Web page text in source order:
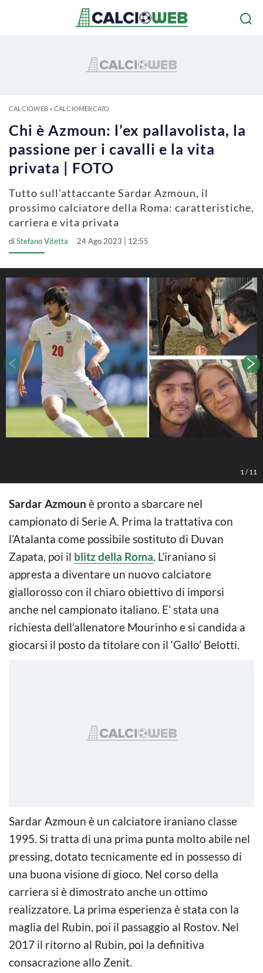
CALCIOWEB» CALCIOMERCATO
Chi è Azmoun: l’ex pallavolista, la
passione per i cavalli e la vita
privata | FOTO
Tutto sull'attaccante Sardar Azmoun, il
prossimo calciatore della Roma: caratteristiche,
carriera e vita privata
diStefano Vitetta 24 Ago 2023 | 12:55
1 /11
Sardar Azmoun è pronto a sbarcare nel
campionato di Serie A. Prima la trattativa con
l’Atalanta come possibile sostituto di Duvan
Zapata, poi il blitz della Roma. L’iraniano si
appresta a diventare un nuovo calciatore
giallorosso con il chiaro obiettivo di imporsi
anche nel campionato italiano. E’ stata una
richiesta dell’allenatore Mourinho e si candida a
giocarsi il posto da titolare con il ‘Gallo’ Belotti.
Sardar Azmoun è un calciatore iraniano classe
1995. Si tratta di una prima punta molto abile nel
pressing, dotato tecnicamente ed in possesso di
una buona visione di gioco. Nel corso della
carriera si è dimostrato anche un ottimo
realizzatore. La prima esperienza è stata con la
maglia del Rubin, poi il passaggio al Rostov. Nel
2017 il ritorno al Rubin, poi la definitiva
consacrazione allo Zenit.